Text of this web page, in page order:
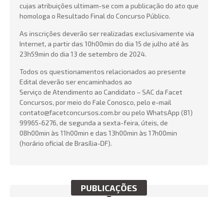
BUSCAR
cujas atribuições ultimam-se com a publicação do ato que
homologa o Resultado Final do Concurso Público.
As inscrições deverão ser realizadas exclusivamente via
Internet, a partir das 10h00min do dia 15 de julho até às
23h59min do dia 13 de setembro de 2024.
Todos os questionamentos relacionados ao presente
Edital deverão ser encaminhados ao
Serviço de Atendimento ao Candidato – SAC da Facet
Concursos, por meio do Fale Conosco, pelo e-mail
contato@facetconcursos.com.br ou pelo WhatsApp (81)
99965-6276, de segunda a sexta-feira, úteis, de
08h00min às 11h00min e das 13h00min às 17h00min
(horário oficial de Brasília-DF).
PUBLICAÇÕES